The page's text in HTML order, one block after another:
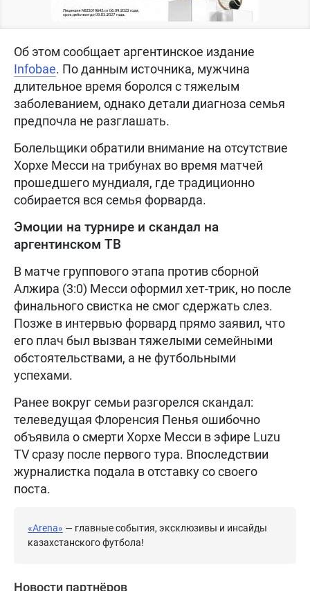
Об этом сообщает аргентинское издание
Infobae. По данным источника, мужчина
длительное время боролся с тяжелым
заболеванием, однако детали диагноза семья
предпочла не разглашать.
Болельщики обратили внимание на отсутствие
Хорхе Месси на трибунах во время матчей
прошедшего мундиаля, где традиционно
собирается вся семья форварда.
Эмоции на турнире и скандал на
аргентинском ТВ
В матче группового этапа против сборной
Алжира (3:0) Месси оформил хет-трик, но после
финального свистка не смог сдержать слез.
Позже в интервью форвард прямо заявил, что
его плач был вызван тяжелыми семейными
обстоятельствами, а не футбольными
успехами.
Ранее вокруг семьи разгорелся скандал:
телеведущая Флоренсия Пенья ошибочно
объявила о смерти Хорхе Месси в эфире Luzu
TV сразу после первого тура. Впоследствии
журналистка подала в отставку со своего
поста.
«Arena» — главные события, эксклюзивы и инсайды
казахстанского футбола!